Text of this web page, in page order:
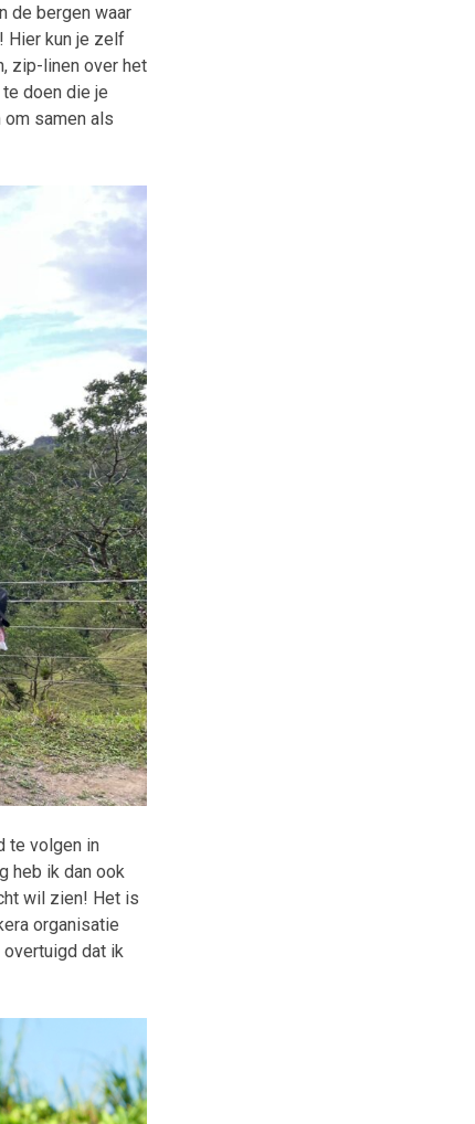
de bergen waar
Hier kun je zelf
zip-linen over het
doen die je
samen als
te volgen in
heb ik dan ook
wil zien! Het is
organisatie
overtuigd dat ik